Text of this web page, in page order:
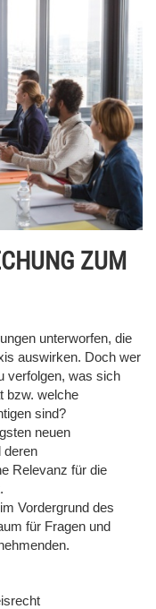
ZUM
unterworfen, die
auswirken. Doch wer
verfolgen, was sich
bzw. welche
sind?
neuen
deren
Relevanz für die
Vordergrund des
für Fragen und